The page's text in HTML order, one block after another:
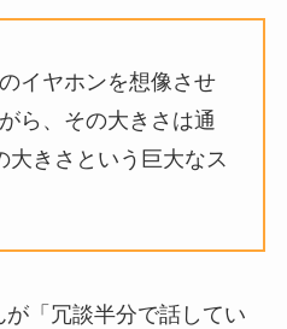
イヤホンを想像させ
ら、その大きさは通
大きさという巨大なス
「冗談半分で話してい